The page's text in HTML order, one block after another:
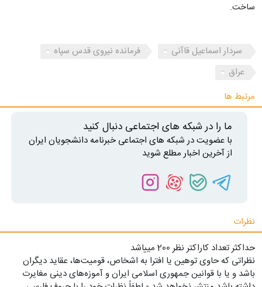
ساخت.
سردار اسماعیل قاآنی
فرمانده نیروی قدس سپاه
عراق
مرتبط ها
ما را در شبکه های اجتماعی دنبال کنید
با عضویت در شبکه های اجتماعی خبرنامه دانشجویان ایران
از آخرین اخبار مطلع شوید
نظرات
حداکثر تعداد کاراکتر نظر 200 ميياشد
نظراتی که حاوی توهین یا افترا به اشخاص، قومیت‌ها، عقاید دیگران
باشد و یا با قوانین جمهوری اسلامی ایران و آموزه‌های دینی مغایرت